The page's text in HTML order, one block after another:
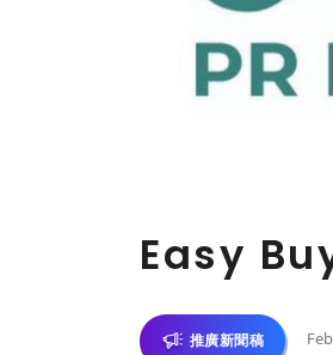
Easy
推廣新聞稿